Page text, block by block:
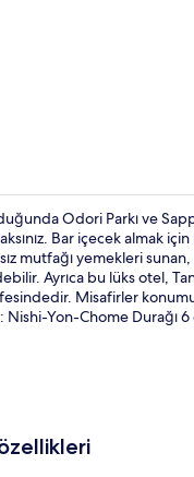
Odori Parkı ve
Bar içecek almak
mutfağı yemekleri
Ayrıca bu lüks otel,
Misafirler konumu
Yon-Chome Durağı